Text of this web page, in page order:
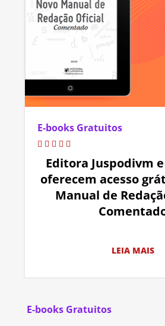
E-books Gratuitos
Editora Juspodivm
oferecem acesso
Manual de
LEIA MAIS
E-books Gratuitos